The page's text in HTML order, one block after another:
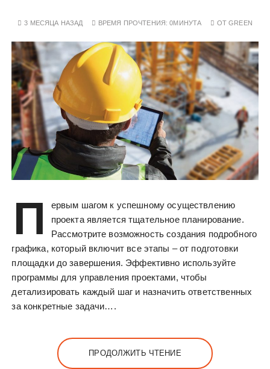
3 МЕСЯЦА НАЗАД ВРЕМЯ ПРОЧТЕНИЯ:0МИНУТА ОТGREEN
П
ервым шагом к успешному осуществлению
проекта является тщательное планирование.
Рассмотрите возможность создания подробного
графика, который включит все этапы – от подготовки
площадки до завершения. Эффективно используйте
программы для управления проектами, чтобы
детализировать каждый шаг и назначить ответственных
за конкретные задачи….
ПРОДОЛЖИТЬ ЧТЕНИЕ